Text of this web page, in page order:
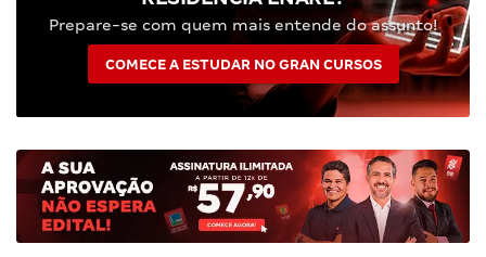
Prepare-se com quem mais entende do assunto!
COMECE A ESTUDAR NO GRAN CURSOS